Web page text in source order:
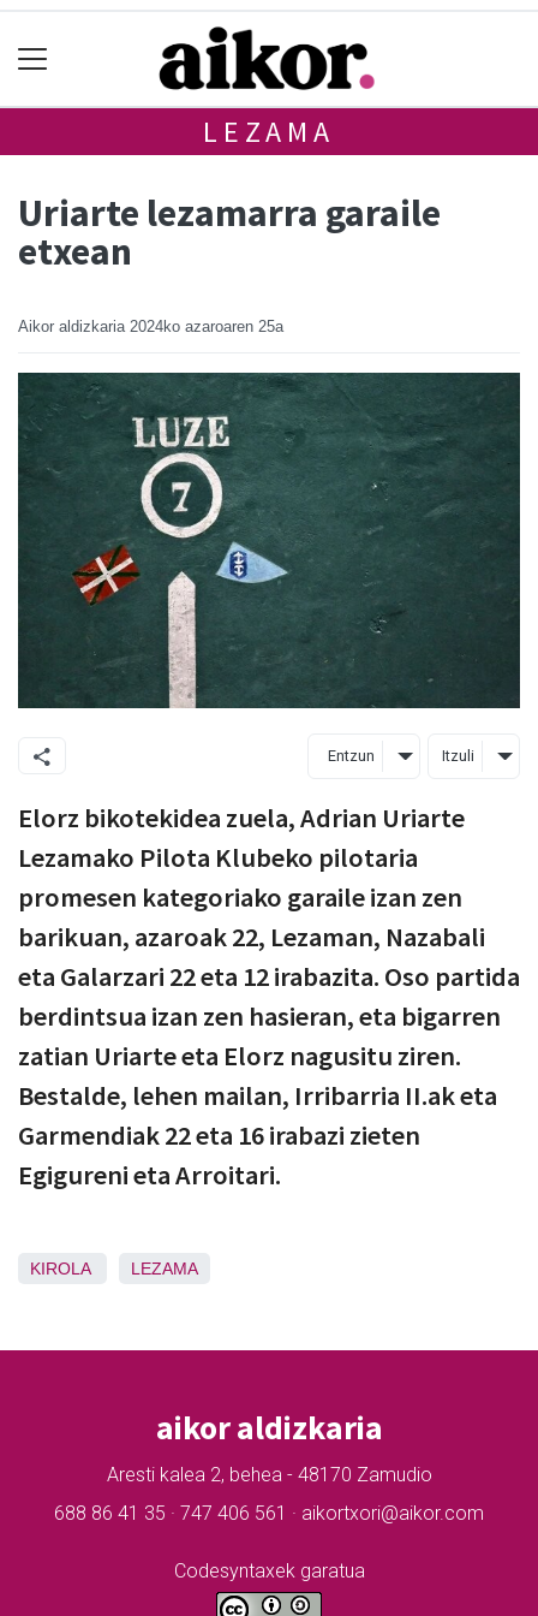
LEZAMA
Uriarte lezamarra garaile
etxean
Aikor aldizkaria 2024ko azaroaren 25a
Entzun Itzuli
Elorz bikotekidea zuela, Adrian Uriarte
Lezamako Pilota Klubeko pilotaria
promesen kategoriako garaile izan zen
barikuan, azaroak 22, Lezaman, Nazabali
eta Galarzari 22 eta 12 irabazita. Oso partida
berdintsua izan zen hasieran, eta bigarren
zatian Uriarte eta Elorz nagusitu ziren.
Bestalde, lehen mailan, Irribarria II.ak eta
Garmendiak 22 eta 16 irabazi zieten
Egigureni eta Arroitari.
KIROLA LEZAMA
aikor aldizkaria
Aresti kalea 2, behea - 48170 Zamudio
688 86 41 35 · 747 406 561 · aikortxori@aikor.com
Codesyntaxek garatua